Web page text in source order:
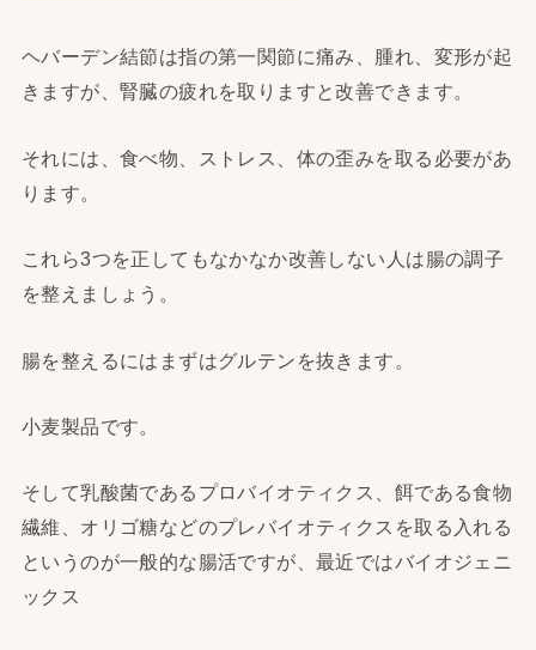
ヘバーデン結節は指の第一関節に痛み、腫れ、変形が起
きますが、腎臓の疲れを取りますと改善できます。
それには、食べ物、ストレス、体の歪みを取る必要があ
ります。
これら3つを正してもなかなか改善しない人は腸の調子
を整えましょう。
腸を整えるにはまずはグルテンを抜きます。
小麦製品です。
そして乳酸菌であるプロバイオティクス、餌である食物
繊維、オリゴ糖などのプレバイオティクスを取る入れる
というのが一般的な腸活ですが、最近ではバイオジェニ
ックス